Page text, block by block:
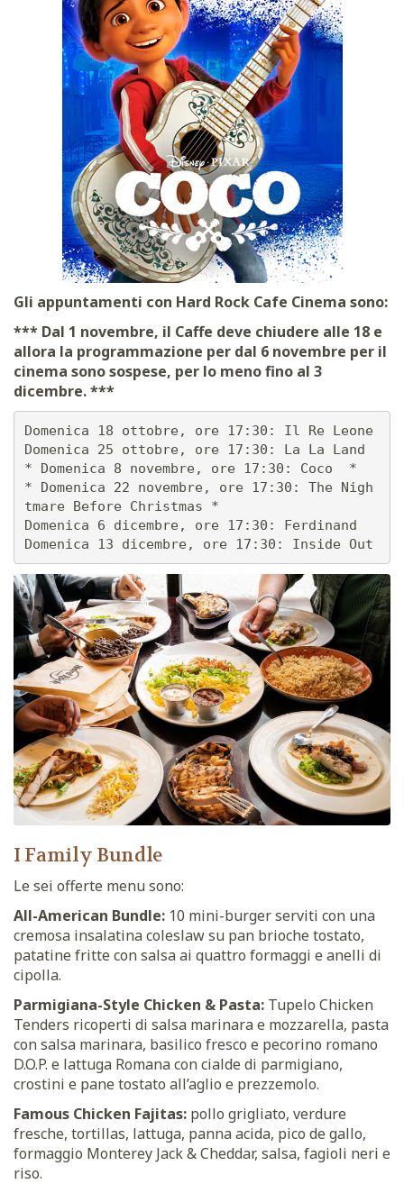
Gli appuntamenti con Hard Rock Cafe Cinema sono:
*** Dal 1 novembre, il Caffe deve chiudere alle 18 e
allora la programmazione per dal 6 novembre per il
cinema sono sospese, per lo meno fino al 3
dicembre. ***
Domenica 18 ottobre, ore 17:30: Il Re Leone
Domenica 25 ottobre, ore 17:30: La La Land
* Domenica 8 novembre, ore 17:30: Coco  *
* Domenica 22 novembre, ore 17:30: The Nigh
tmare Before Christmas *
Domenica 6 dicembre, ore 17:30: Ferdinand
I Family Bundle
Le sei offerte menu sono:
All-American Bundle: 10 mini-burger serviti con una
cremosa insalatina coleslaw su pan brioche tostato,
patatine fritte con salsa ai quattro formaggi e anelli di
cipolla.
Parmigiana-Style Chicken & Pasta: Tupelo Chicken
Tenders ricoperti di salsa marinara e mozzarella, pasta
con salsa marinara, basilico fresco e pecorino romano
D.O.P. e lattuga Romana con cialde di parmigiano,
crostini e pane tostato all’aglio e prezzemolo.
Famous Chicken Fajitas: pollo grigliato, verdure
fresche, tortillas, lattuga, panna acida, pico de gallo,
formaggio Monterey Jack & Cheddar, salsa, fagioli neri e
riso.